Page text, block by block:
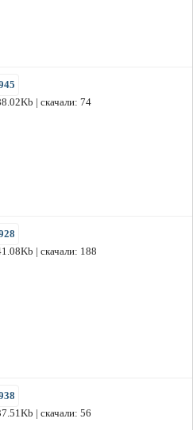
| скачали: 74
| скачали: 188
| скачали: 56